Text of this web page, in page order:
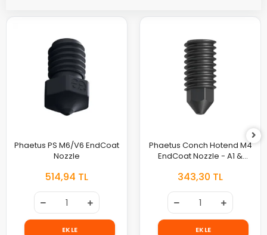
Phaetus PS M6/V6 EndCoat
Nozzle
514,94 TL
EKLE
Phaetus Conch Hotend M4
EndCoat Nozzle - A1 &
343,30 TL
EKLE